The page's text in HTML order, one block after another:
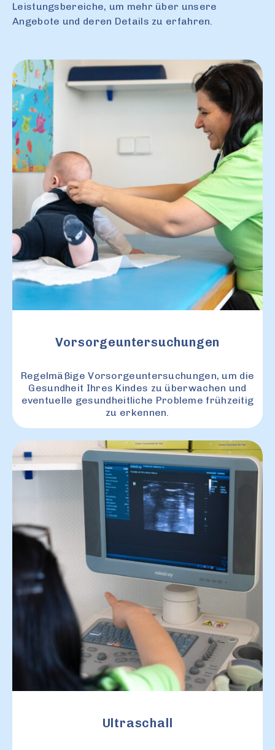
Leistungsbereiche, um mehr über unsere
Angebote und deren Details zu erfahren.
Vorsorgeuntersuchungen
Regelmäßige Vorsorgeuntersuchungen, um die
Gesundheit Ihres Kindes zu überwachen und
eventuelle gesundheitliche Probleme frühzeitig
zu erkennen.
Ultraschall